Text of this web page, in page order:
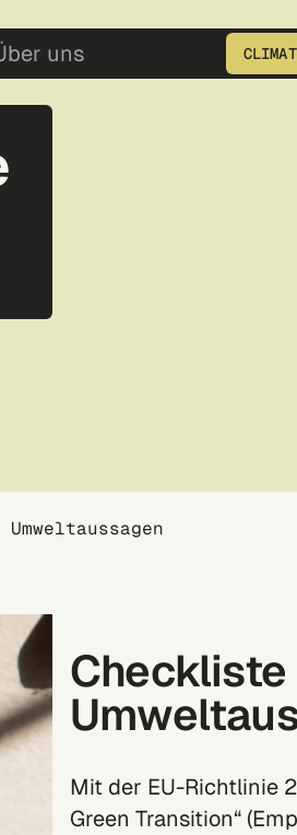
uns
Checkliste
Mit der EU-Richtlinie
Green Transition“